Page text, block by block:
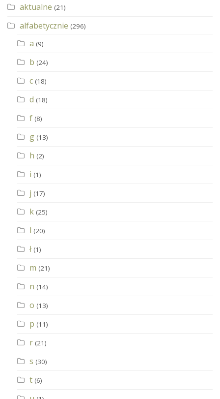
aktualne (21)
alfabetycznie (296)
a (9)
b (24)
c (18)
d (18)
f (8)
g (13)
h (2)
i (1)
j (17)
k (25)
l (20)
ł (1)
m (21)
n (14)
o (13)
p (11)
r (21)
s (30)
t (6)